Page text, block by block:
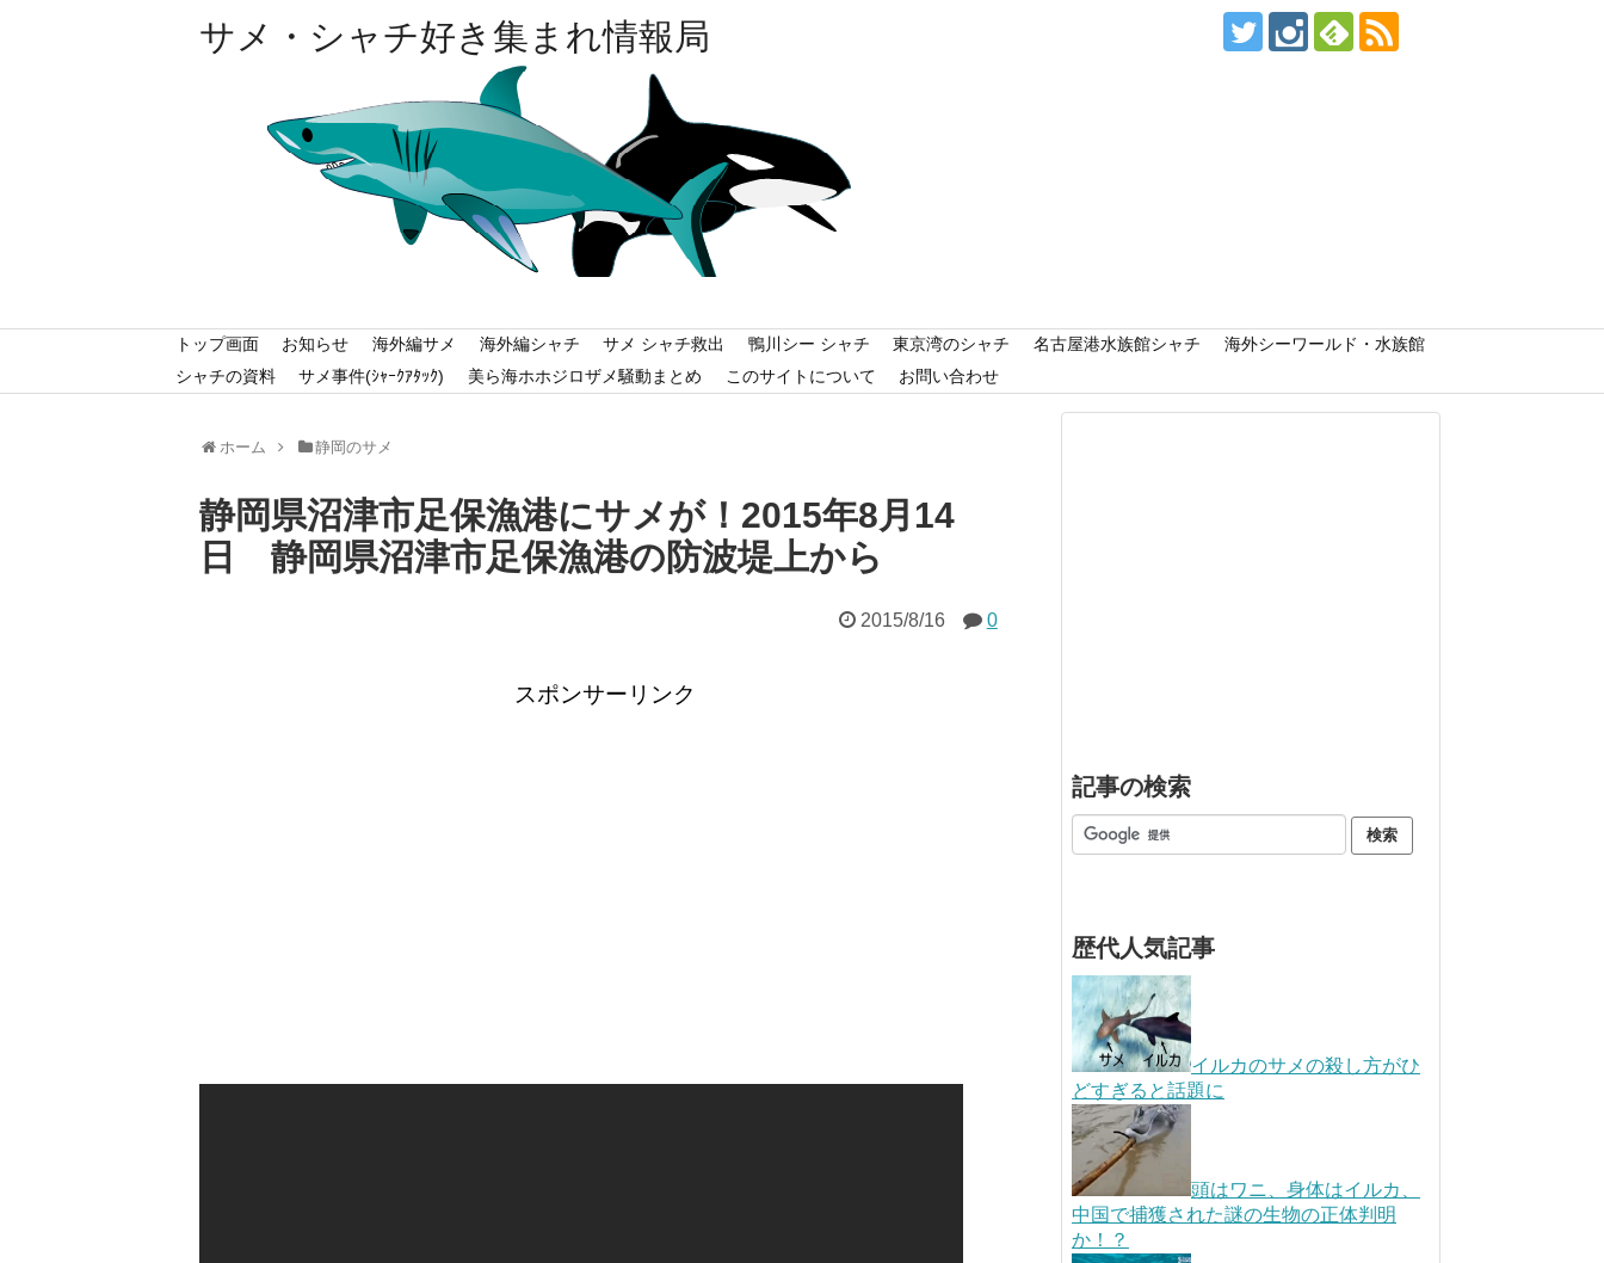
サメ・シャチ好き集まれ情報局
トップ画面 お知らせ 海外編サメ 海外編シャチ サメ シャチ救出 鴨川シー シャチ 東京湾のシャチ 名古屋港水族館シャチ
海外シーワールド・水族館
シャチの資料
サメ事件(ｼｬｰｸｱﾀｯｸ) 美ら海ホホジロザメ騒動まとめ このサイトについて お問い合わせ
ホーム 静岡のサメ
静岡県沼津市足保漁港にサメが！2015年8月14
日 静岡県沼津市足保漁港の防波堤上から
2015/8/16 0
スポンサーリンク
記事の検索
歴代人気記事
イルカのサメの殺し方がひ
どすぎると話題に
頭はワニ、身体はイルカ、
中国で捕獲された謎の生物の正体判明
か！？